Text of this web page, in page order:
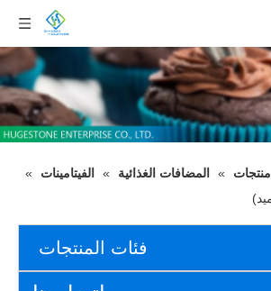
منتجات » المضافات الغذائية » الفيتامينات
»
فئات المنتجات